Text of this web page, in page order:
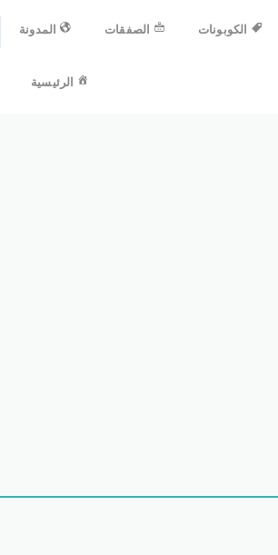
المدونة الصفقات الكوبونات
الرئيسية